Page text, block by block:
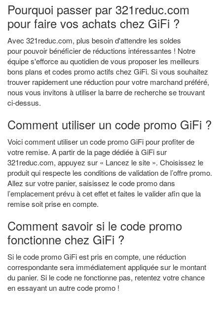
Pourquoi passer par 321reduc.com
pour faire vos achats chez GiFi ?
Avec 321reduc.com, plus besoin d'attendre les soldes
pour pouvoir bénéficier de réductions intéressantes ! Notre
équipe s'efforce au quotidien de vous proposer les meilleurs
bons plans et codes promo actifs chez GiFi. Si vous souhaitez
trouver rapidement une réduction pour votre marchand préféré,
nous vous invitons à utiliser la barre de recherche se trouvant
ci-dessus.
Comment utiliser un code promo GiFi ?
Voici comment utiliser un code promo GiFi pour profiter de
votre remise. A partir de la page dédiée à GiFi sur
321reduc.com, appuyez sur « Lancez le site ». Choisissez le
produit qui respecte les conditions de validation de l’offre promo.
Allez sur votre panier, saisissez le code promo dans
l’emplacement prévu à cet effet et faites le valider afin que la
remise soit prise en compte.
Comment savoir si le code promo
fonctionne chez GiFi ?
Si le code promo GiFi est pris en compte, une réduction
correspondante sera immédiatement appliquée sur le montant
du panier. Si le code ne fonctionne pas, retentez votre chance
en essayant un autre code promo !